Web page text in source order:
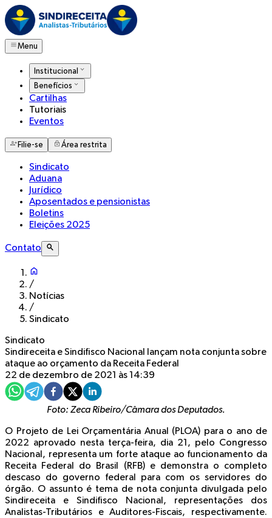
Menu
Institucional
Benefícios
Cartilhas
Tutoriais
Eventos
Filie-se Área restrita
Sindicato
Aduana
Jurídico
Aposentados e pensionistas
Boletins
Eleições 2025
Contato
/
Notícias
/
Sindicato
Sindicato
Sindireceita e Sindifisco Nacional lançam nota conjunta sobre
ataque ao orçamento da Receita Federal
22 de dezembro de 2021 às 14:39
Foto: Zeca Ribeiro/Câmara dos Deputados.
O Projeto de Lei Orçamentária Anual (PLOA) para o ano de
2022 aprovado nesta terça-feira, dia 21, pelo Congresso
Nacional, representa um forte ataque ao funcionamento da
Receita Federal do Brasil (RFB) e demonstra o completo
descaso do governo federal para com os servidores do
órgão. O assunto é tema de nota conjunta divulgada pelo
Sindireceita e Sindifisco Nacional, representações dos
Analistas-Tributários e Auditores-Fiscais, respectivamente.